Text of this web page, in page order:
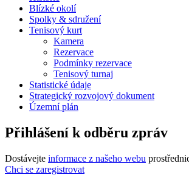
Blízké okolí
Spolky & sdružení
Tenisový kurt
Kamera
Rezervace
Podmínky rezervace
Tenisový turnaj
Statistické údaje
Strategický rozvojový dokument
Územní plán
Přihlášení k odběru zpráv
Dostávejte informace z našeho webu
Chci se zaregistrovat